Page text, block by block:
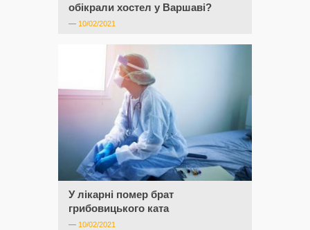
обікрали хостел у Варшаві?
— 10/02/2021
У лікарні помер брат
грибовицького ката
— 10/02/2021